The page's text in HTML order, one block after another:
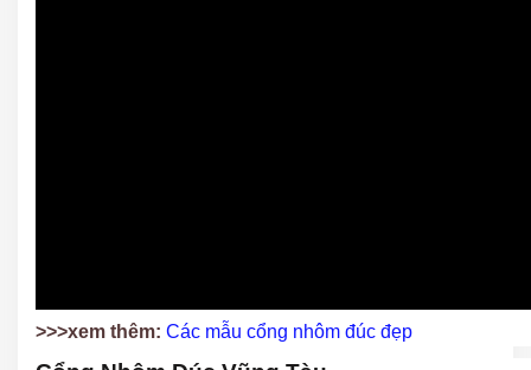
>>>xem thêm: Các mẫu cổng nhôm đúc đẹp